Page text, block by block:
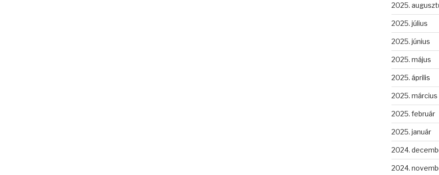
2025.
2025. július
2025. június
2025. május
2025. április
2025. március
2025. február
2025. január
2024.
2024.